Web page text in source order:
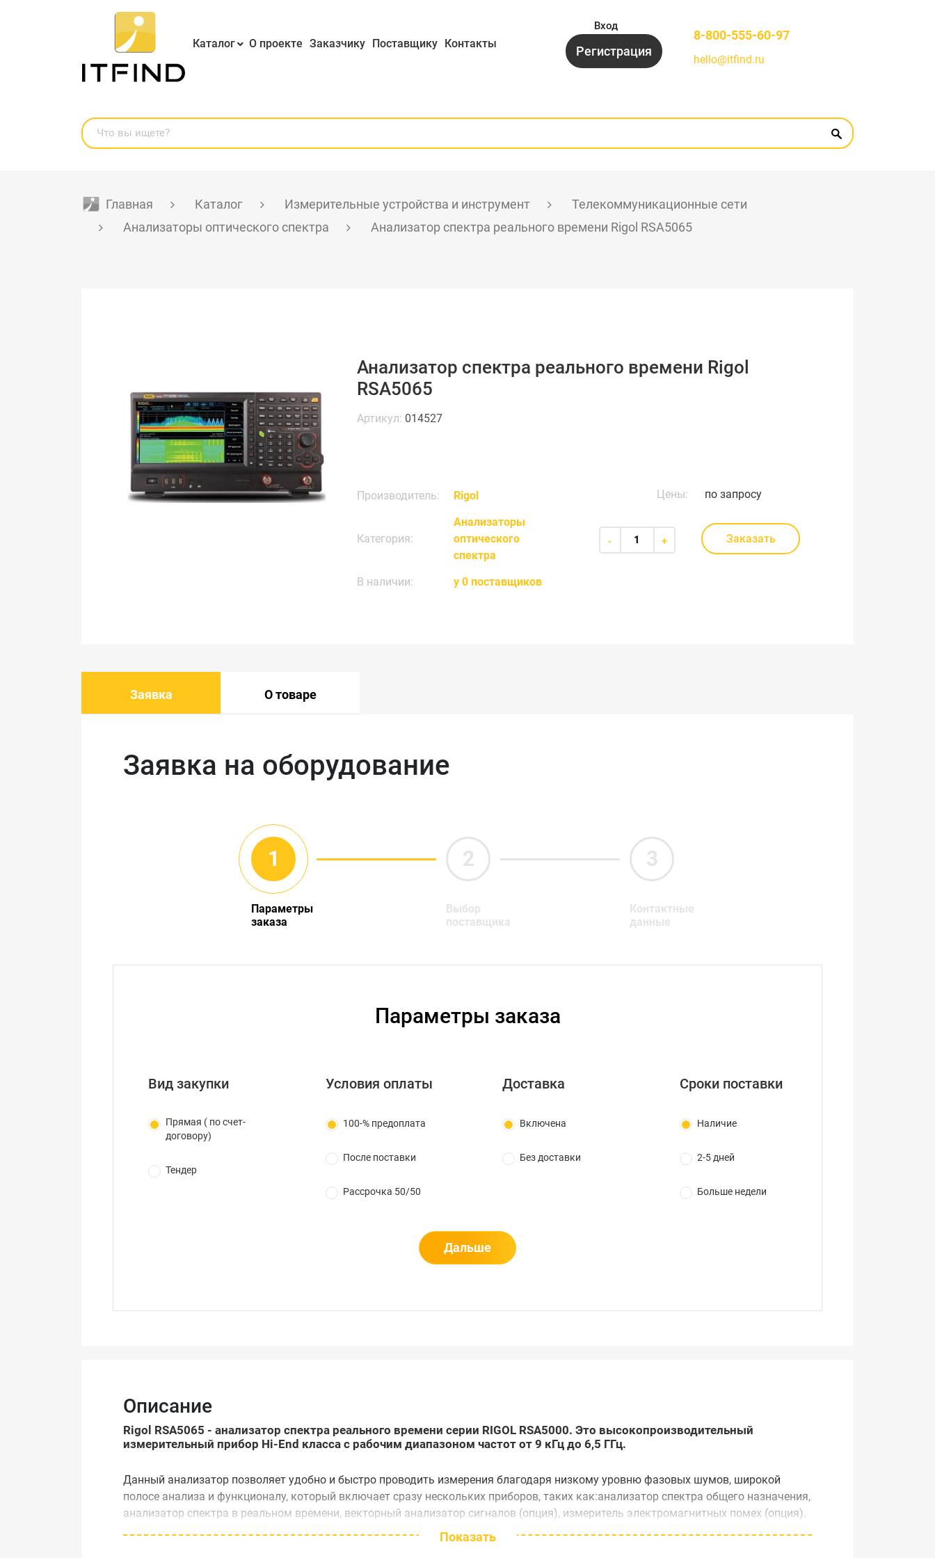
Каталог О проекте Заказчику Поставщику Контакты
Вход
Регистрация
8-800-555-60-97
hello@itfind.ru
Главная Каталог Измерительные устройства и инструмент
Телекоммуникационные сети
Анализаторы оптического спектра
Анализатор спектра реального времени Rigol RSA5065
Анализатор спектра реального времени Rigol
RSA5065
Артикул: 014527
Производитель: Rigol
Категория:
Анализаторы
оптического
спектра
В наличии:
у 0 поставщиков
Цены: по запросу
- + Заказать
Заявка О товаре
Описание
Rigol RSA5065 - анализатор спектра реального времени серии RIGOL RSA5000. Это высокопроизводительный
измерительный прибор Hi-End класса с рабочим диапазоном частот от 9 кГц до 6,5 ГГц.
Данный анализатор позволяет удобно и быстро проводить измерения благодаря низкому уровню фазовых шумов, широкой
полосе анализа и функционалу, который включает сразу нескольких приборов, таких как:анализатор спектра общего назначения,
анализатор спектра в реальном времени, векторный анализатор сигналов (опция), измеритель электромагнитных помех (опция).
Кроме того, прибор легко транспортируется и подключается, не требует сложной предварительной настройки, позволяя инженеру
Показать
Заявка на оборудование
Параметры
заказа
Выбор
поставщика
Контактные
данные
Параметры заказа
Вид закупки
Прямая ( по счет-
договору)
Тендер
Условия оплаты
100-% предоплата
После поставки
Рассрочка 50/50
Доставка
Включена
Без доставки
Сроки поставки
Наличие
2-5 дней
Больше недели
Дальше